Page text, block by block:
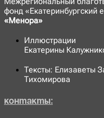
фонд «Екатеринбургский
«Менора»
Иллюстрации
Екатерины
Тексты: Елизаветы
Тихомирова
Контакты: